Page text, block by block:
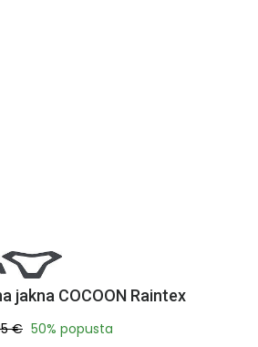
jakna COCOON Raintex
€ 50% popusta